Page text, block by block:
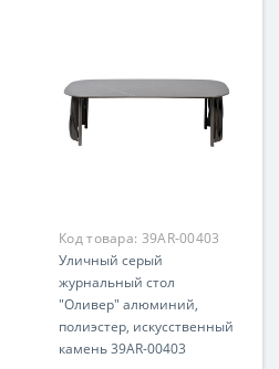
Код товара: 39AR-00403
Уличный серый
журнальный стол
"Оливер" алюминий,
полиэстер, искусственный
камень 39AR-00403